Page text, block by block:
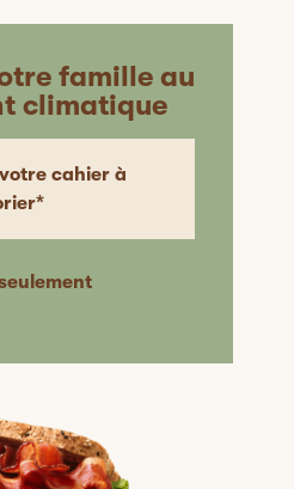
famille au
climatique
cahier à